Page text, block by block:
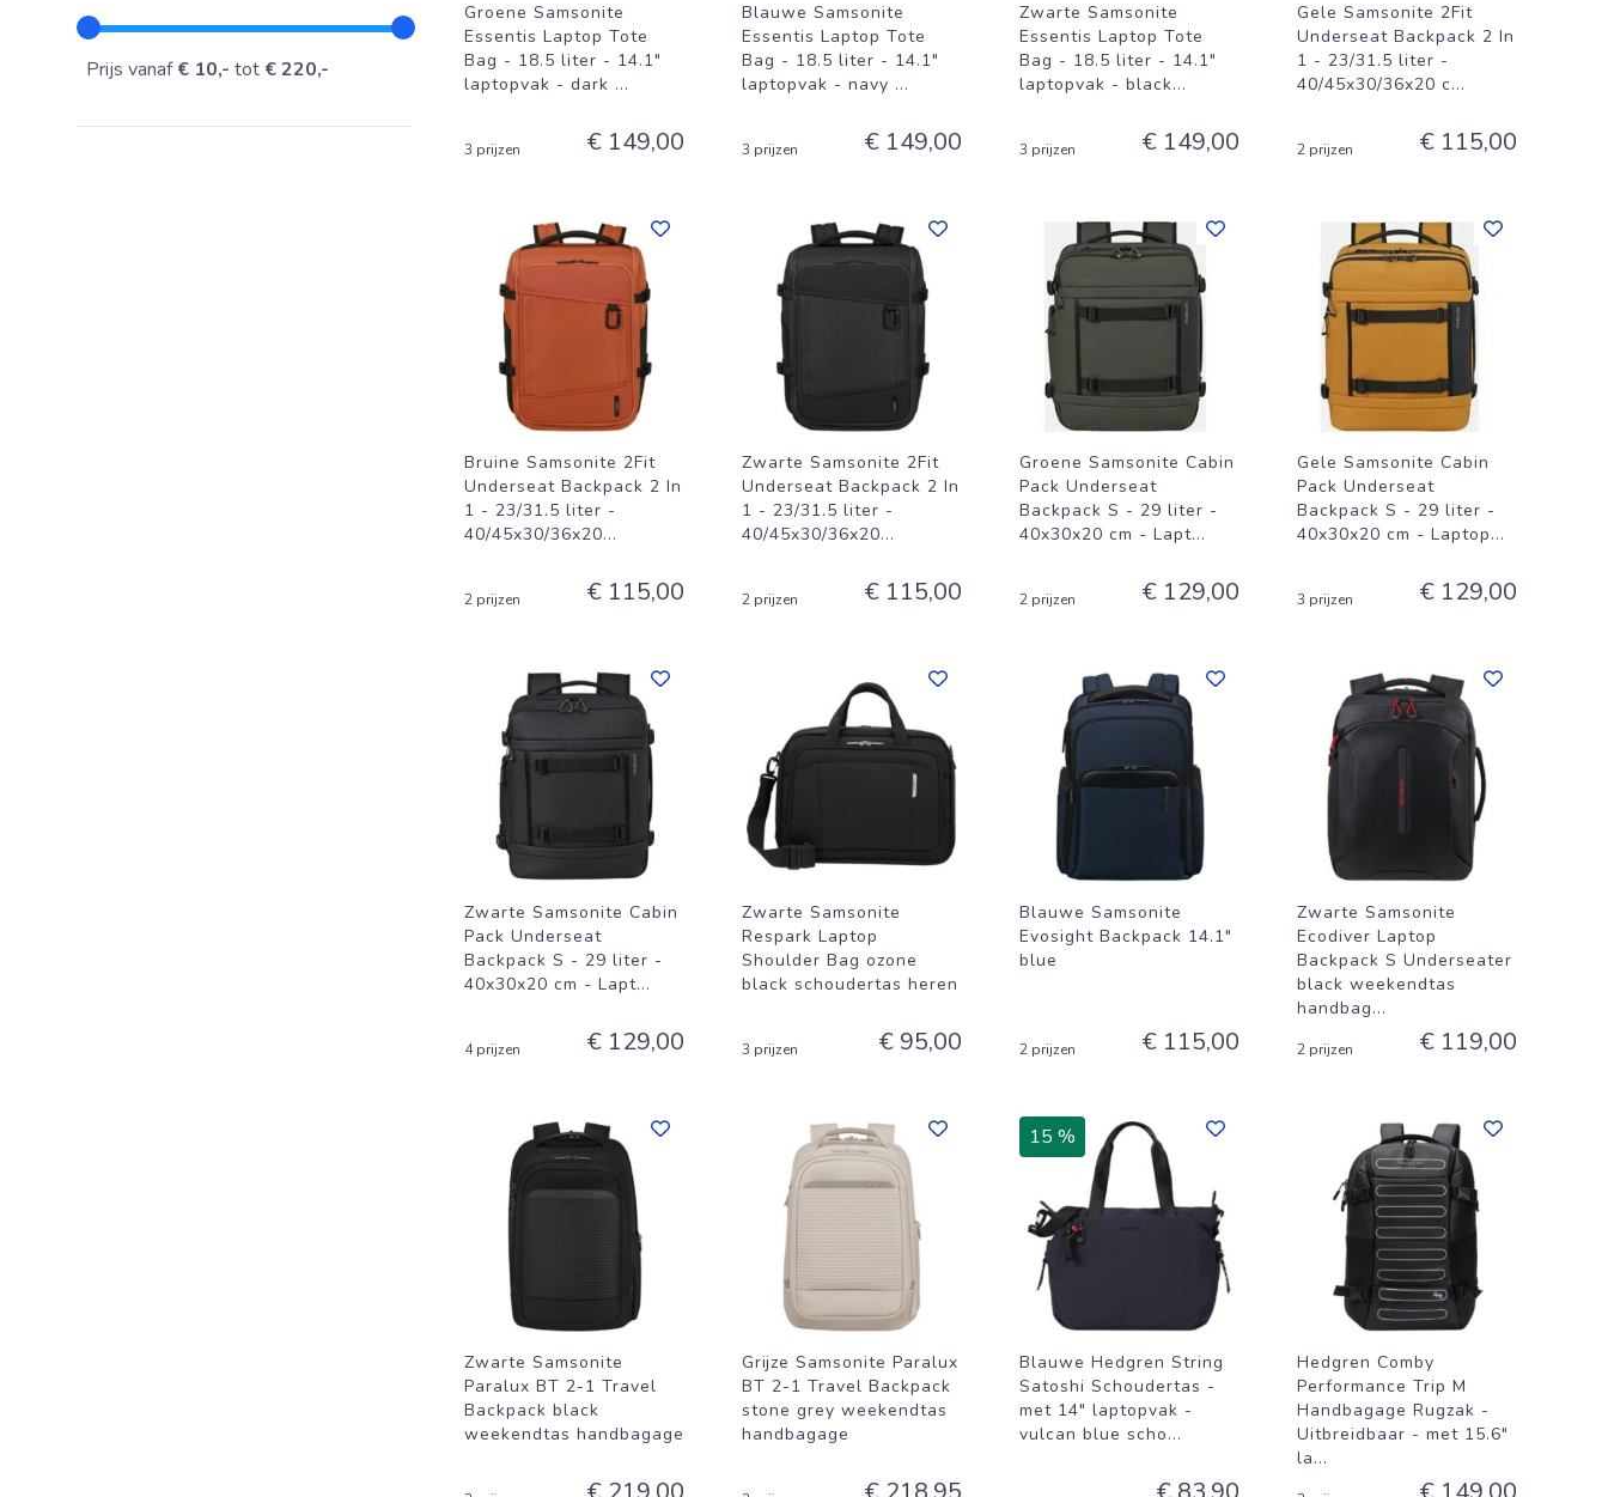
Prijs vanaf€ 10,- tot € 220,-
Groene Samsonite
Essentis Laptop Tote
Bag - 18.5 liter - 14.1"
laptopvak - dark ...
3 prijzen € 149,00
Blauwe Samsonite
Essentis Laptop Tote
Bag - 18.5 liter - 14.1"
laptopvak - navy ...
3 prijzen € 149,00
Zwarte Samsonite
Essentis Laptop Tote
Bag - 18.5 liter - 14.1"
laptopvak - black...
3 prijzen € 149,00
Gele Samsonite 2Fit
Underseat Backpack 2 In
1 - 23/31.5 liter -
40/45x30/36x20 c...
2 prijzen € 115,00
Bruine Samsonite 2Fit
Underseat Backpack 2 In
1 - 23/31.5 liter -
40/45x30/36x20...
2 prijzen € 115,00
Zwarte Samsonite 2Fit
Underseat Backpack 2 In
1 - 23/31.5 liter -
40/45x30/36x20...
2 prijzen € 115,00
Groene Samsonite Cabin
Pack Underseat
Backpack S - 29 liter -
40x30x20 cm - Lapt...
2 prijzen € 129,00
Gele Samsonite Cabin
Pack Underseat
Backpack S - 29 liter -
40x30x20 cm - Laptop...
3 prijzen € 129,00
Zwarte Samsonite Cabin
Pack Underseat
Backpack S - 29 liter -
40x30x20 cm - Lapt...
4 prijzen € 129,00
Zwarte Samsonite
Respark Laptop
Shoulder Bag ozone
black schoudertas heren
3 prijzen € 95,00
Blauwe Samsonite
Evosight Backpack 14.1"
blue
2 prijzen € 115,00
Zwarte Samsonite
Ecodiver Laptop
Backpack S Underseater
black weekendtas
handbag...
2 prijzen € 119,00
Zwarte Samsonite
Paralux BT 2-1 Travel
Backpack black
weekendtas handbagage
Grijze Samsonite Paralux
BT 2-1 Travel Backpack
stone grey weekendtas
handbagage
15 %
Blauwe Hedgren String
Satoshi Schoudertas -
met 14" laptopvak -
vulcan blue scho...
Hedgren Comby
Performance Trip M
Handbagage Rugzak -
Uitbreidbaar - met 15.6"
la...